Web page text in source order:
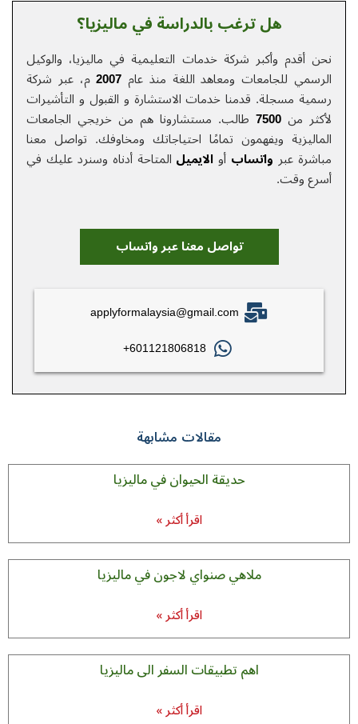
هل ترغب بالدراسة في ماليزيا؟
نحن أقدم وأكبر شركة خدمات التعلیمیة في ماليزيا، والوكيل
الرسمي للجامعات ومعاهد اللغة منذ عام
2007م، عبر شركة
رسمية مسجلة. قدمنا خدمات الاستشارة و القبول و التأشيرات
لأكثر من
7500طالب. مستشارونا هم من خريجي الجامعات
الماليزية ويفهمون تمامًا احتياجاتك ومخاوفك.تواصل معنا
مباشرة عبر واتسابأو الایمیلالمتاحة أدناه وسنرد عليك في
أسرع وقت.
تواصل معنا عبر واتساب
applyformalaysia@gmail.com
601121806818+
مقالات مشابهة
حديقة الحيوان في ماليزيا
اقرأ أكثر »
ملاهي صنواي لاجون في مالیزیا
اقرأ أكثر »
اهم تطبيقات السفر الى ماليزيا
اقرأ أكثر »